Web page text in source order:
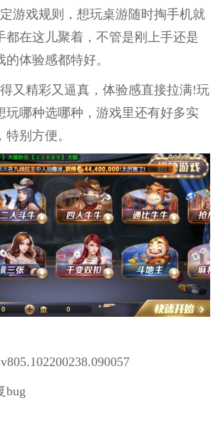
游戏规则，想玩桌游随时掏手机就
都在这儿聚着，不管是刚上手还是
体验感都特好。
又精彩又逼真，体验感直接拉满!玩
玩哪种选哪种，游戏里还有好多实
别方便。
bug